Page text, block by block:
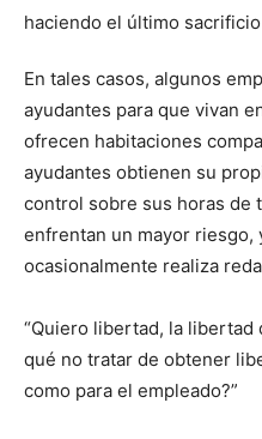
En tales casos, algunos
ayudantes para que vivan
ofrecen habitaciones
ayudantes obtienen su
control sobre sus horas de
enfrentan un mayor riesgo,
ocasionalmente realiza
“Quiero libertad, la libertad
qué no tratar de obtener
como para el empleado?”